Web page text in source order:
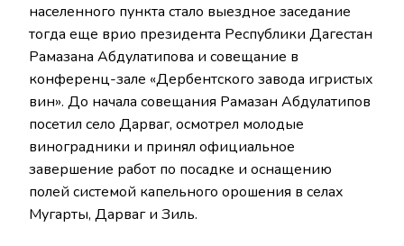
населенного пункта стало выездное заседание
тогда еще врио президента Республики Дагестан
Рамазана Абдулатипова и совещание в
конференц-зале «Дербентского завода игристых
вин». До начала совещания Рамазан Абдулатипов
посетил село Дарваг, осмотрел молодые
виноградники и принял официальное
завершение работ по посадке и оснащению
полей системой капельного орошения в селах
Мугарты, Дарваг и Зиль.